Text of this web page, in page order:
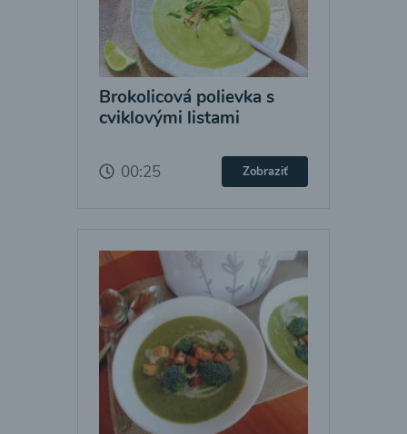
Brokolicová polievka s
cviklovými listami
00:25 Zobraziť